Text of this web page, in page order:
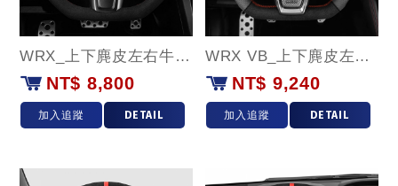
WRX_上下麂皮左右牛皮款
NT$ 8,800
加入追蹤 DETAIL
WRX VB_上下麂皮左右牛皮(紅環)款
NT$ 9,240
加入追蹤 DETAIL